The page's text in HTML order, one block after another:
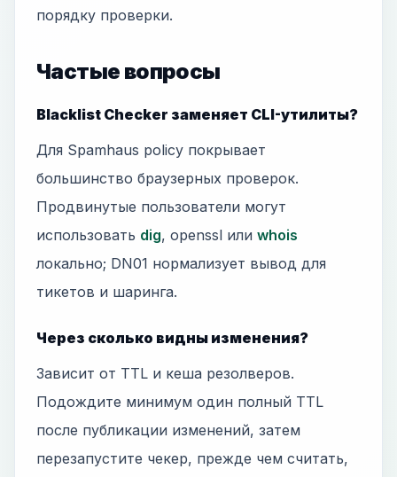
порядку проверки.
Частые вопросы
Blacklist Checker заменяет CLI-утилиты?
Для Spamhaus policy покрывает
большинство браузерных проверок.
Продвинутые пользователи могут
использовать dig, openssl или whois
локально; DN01 нормализует вывод для
тикетов и шаринга.
Через сколько видны изменения?
Зависит от TTL и кеша резолверов.
Подождите минимум один полный TTL
после публикации изменений, затем
перезапустите чекер, прежде чем считать,